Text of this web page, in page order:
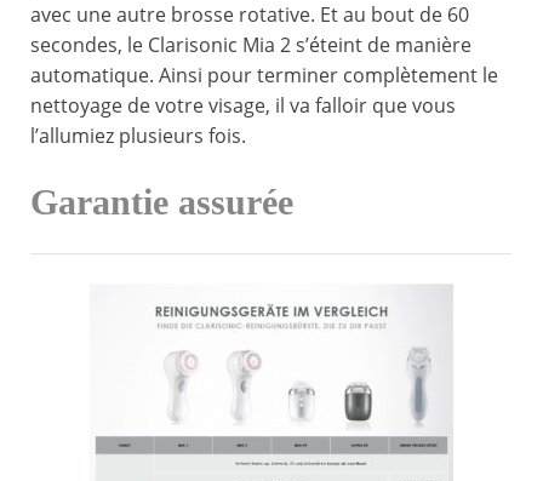
avec une autre brosse rotative. Et au bout de 60
secondes, le Clarisonic Mia 2 s’éteint de manière
automatique. Ainsi pour terminer complètement le
nettoyage de votre visage, il va falloir que vous
l’allumiez plusieurs fois.
Garantie assurée